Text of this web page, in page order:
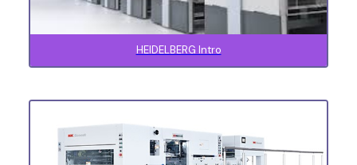
HEIDELBERG Intro